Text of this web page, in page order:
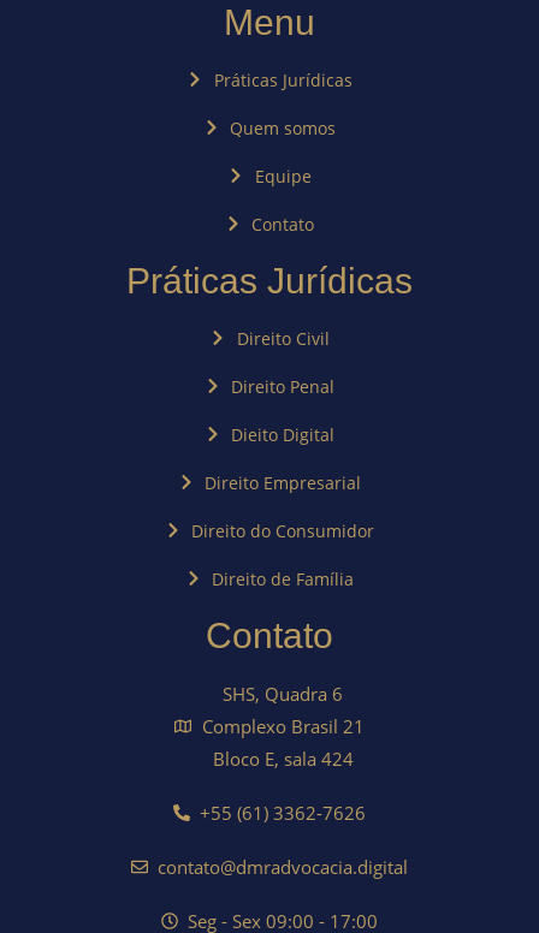
Menu
Práticas Jurídicas
Quem somos
Equipe
Contato
Práticas Jurídicas
Direito Civil
Direito Penal
Dieito Digital
Direito Empresarial
Direito do Consumidor
Direito de Família
Contato
SHS, Quadra 6
Complexo Brasil 21
Bloco E, sala 424
+55 (61) 3362-7626
contato@dmradvocacia.digital
Seg - Sex 09:00 - 17:00